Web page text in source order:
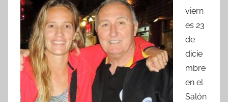
e
b
o
o
k
er s
A
p
p
ar
tir
viern
es 23
de
dicie
mbre
en el
Salón